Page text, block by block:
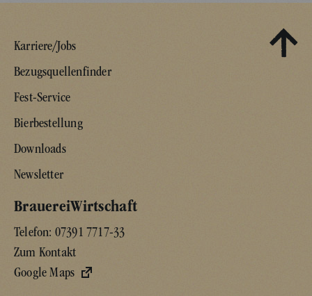
Karriere/Jobs
Bezugsquellenfinder
Fest-Service
Bierbestellung
Downloads
Newsletter
BrauereiWirtschaft
Telefon: 07391 7717-33
Zum Kontakt
Google Maps